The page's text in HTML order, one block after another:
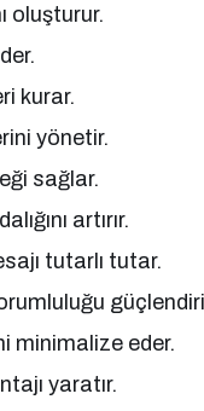
oluşturur.
kurar.
yönetir.
sağlar.
artırır.
tutarlı tutar.
minimalize eder.
yaratır.